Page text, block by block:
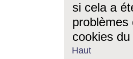
si cela a
problèmes
cookies
Haut